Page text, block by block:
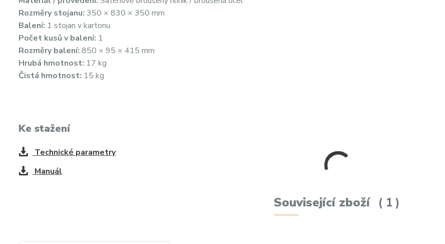
Rozměry stojanu: 350 × 830 × 350 mm
Balení: 1 stojan v kartonu
Počet kusů v balení: 1
Rozměry balení: 850 × 95 × 415 mm
Hrubá hmotnost: 17 kg
Čistá hmotnost: 15 kg
Ke stažení
Technické parametry
Manuál
Související zboží 1